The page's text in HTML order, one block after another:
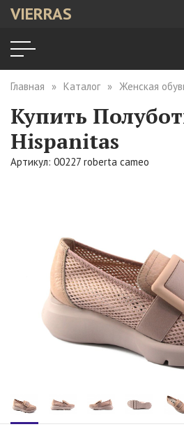
VIERRAS
Главная Каталог Женская
Купить
Hispanitas
Артикул: 00227 roberta cameo